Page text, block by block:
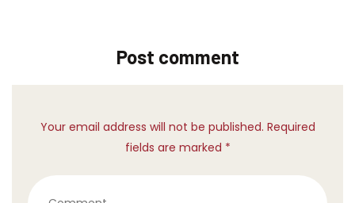
Post comment
Your email address will not be published. Required
fields are marked *